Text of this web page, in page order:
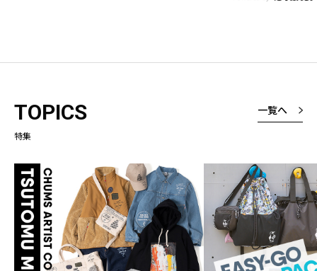
ょうどいい感
たが、厚くて
なく、しっか
様なところも
TOPICS
特集
一覧へ